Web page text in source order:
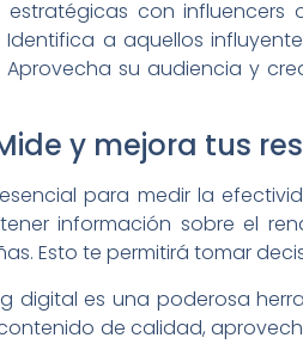
estratégicas con
Identifica a aquellos
su audiencia y
y mejora tus
para medir la
información sobre el
Esto te permitirá tomar
digital es una poderosa
de calidad,